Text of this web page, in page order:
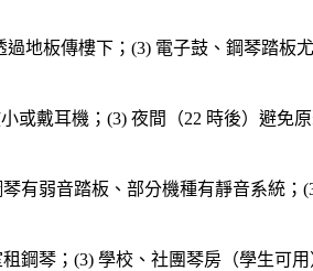
地板傳樓下；(3) 電子鼓、鋼琴踏板
或戴耳機；(3) 夜間（22 時後）避免
有弱音踏板、部分機種有靜音系統
鋼琴；(3) 學校、社團琴房（學生可